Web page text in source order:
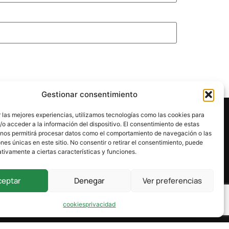
Gestionar consentimiento
las mejores experiencias, utilizamos tecnologías como las cookies para
o acceder a la información del dispositivo. El consentimiento de estas
permitirá procesar datos como el comportamiento de navegación o las
únicas en este sitio. No consentir o retirar el consentimiento, puede
a ciertas características y funciones.
Denegar Ver preferencias
cookiesprivacidad